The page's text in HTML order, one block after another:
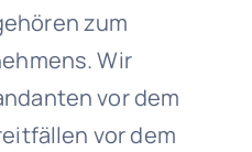
zum
Wir
vor dem
vor dem